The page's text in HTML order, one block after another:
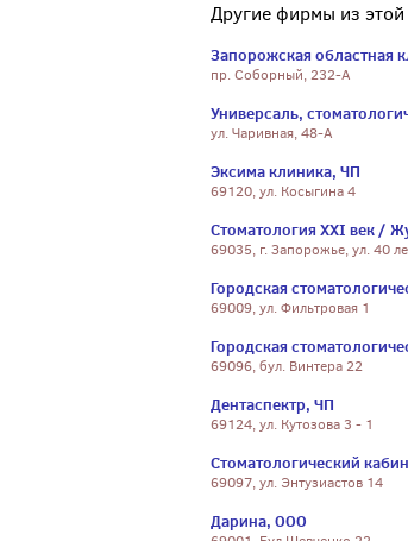
Другие фирмы из этой
Запорожская областная
пр. Соборный, 232-А
Универсаль,
ул. Чаривная, 48-А
Эксима клиника, ЧП
69120, ул. Косыгина 4
Стоматология XXI век /
69035, г. Запорожье, ул. 40
Городская
69009, ул. Фильтровая 1
Городская
69096, бул. Винтера 22
Дентаспектр, ЧП
69124, ул. Кутозова 3 - 1
Стоматологический
69097, ул. Энтузиастов 14
Дарина, ООО